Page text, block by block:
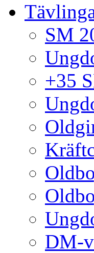
SM
+35
DM-